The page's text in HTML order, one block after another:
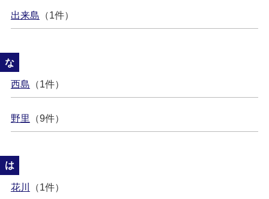
出来島 （1件）
な
西島 （1件）
野里 （9件）
は
花川 （1件）